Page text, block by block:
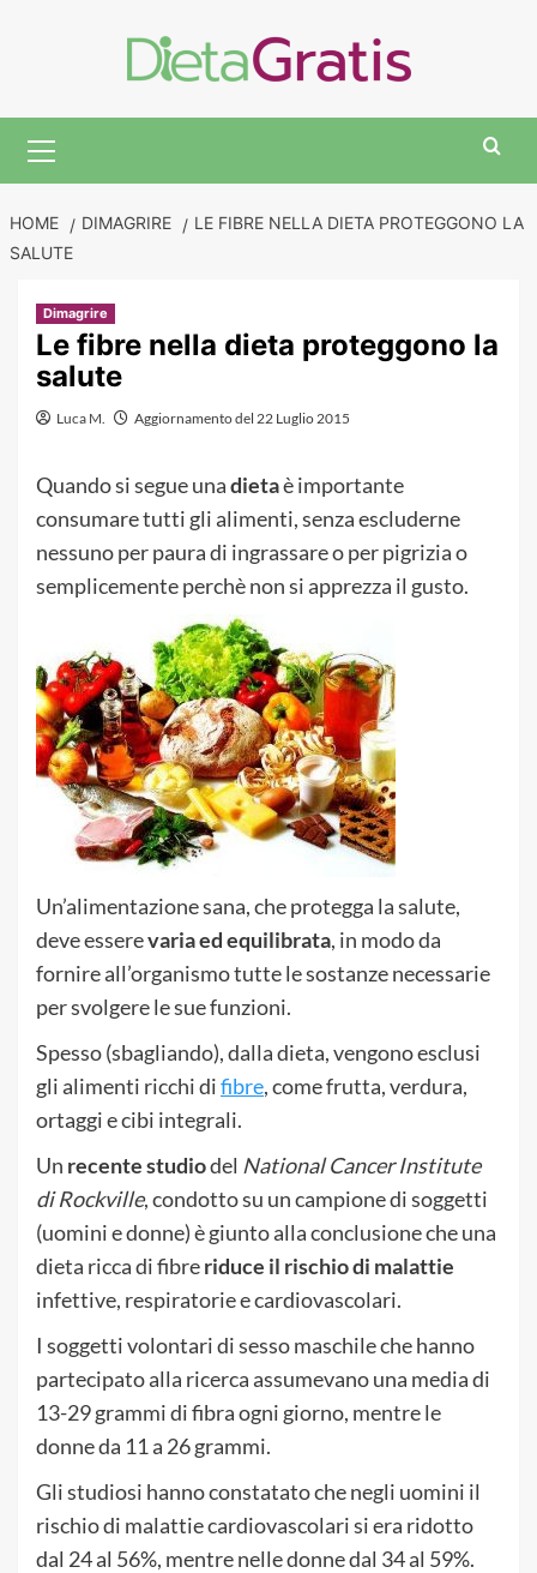
Menu
HOME DIMAGRIRE
LE FIBRE NELLA DIETA PROTEGGONO LA
SALUTE
Dimagrire
Le fibre nella dieta proteggono la
salute
Luca M. Aggiornamento del 22 Luglio 2015
Quando si segue unadietaè importante
consumare tutti gli alimenti, senza escluderne
nessuno per paura di ingrassare o per pigrizia o
semplicemente perchè non si apprezza il gusto.
Un’alimentazione sana, che protegga la salute,
deve esserevaria ed equilibrata, in modo da
fornire all’organismo tutte le sostanze necessarie
per svolgere le sue funzioni.
Spesso (sbagliando), dalla dieta, vengono esclusi
gli alimenti ricchi difibre, come frutta, verdura,
ortaggi e cibi integrali.
Un recente studiodel National Cancer Institute
di Rockville, condotto su un campione di soggetti
(uomini e donne) è giunto alla conclusione che una
dieta ricca di fibreriduce il rischio di malattie
infettive, respiratorie e cardiovascolari.
I soggetti volontari di sesso maschile che hanno
partecipato alla ricerca assumevano una media di
13-29 grammi di fibra ogni giorno, mentre le
donne da 11 a 26 grammi.
Gli studiosi hanno constatato che negli uomini il
rischio di malattie cardiovascolari si era ridotto
dal 24 al 56%, mentre nelle donne dal 34 al 59%.